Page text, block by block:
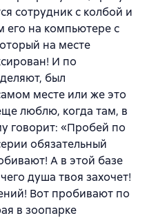
сотрудник с колбой и
его на компьютере с
на месте
И по
был
месте или же это
люблю, когда там, в
говорит: «Пробей по
обязательный
А в этой базе
душа твоя захочет!
Вот пробивают по
в зоопарке